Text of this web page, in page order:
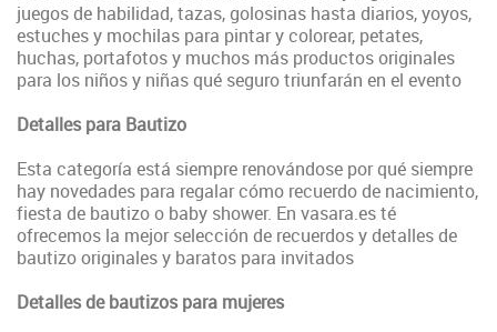
juegos de habilidad, tazas, golosinas hasta diarios, yoyos,
estuches y mochilas para pintar y colorear, petates,
huchas, portafotos y muchos más productos originales
para los niños y niñas qué seguro triunfarán en el evento
Detalles para Bautizo
Esta categoría está siempre renovándose por qué siempre
hay novedades para regalar cómo recuerdo de nacimiento,
fiesta de bautizo o baby shower. En vasara.es té
ofrecemos la mejor selección de recuerdos y detalles de
bautizo originales y baratos para invitados
Detalles de bautizos para mujeres